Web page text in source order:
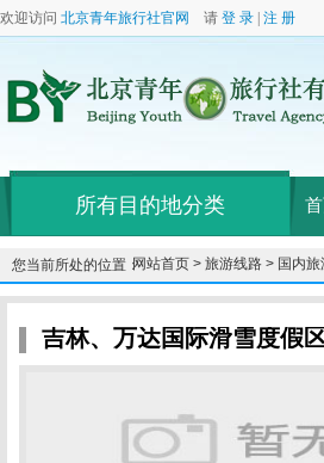
欢迎访问 北京青年旅行社官网 请 登 录 注 册
所有目的地分类
您当前所处的位置：网站首页 > 旅游线路 > 国内旅
吉林、万达国际滑雪度假